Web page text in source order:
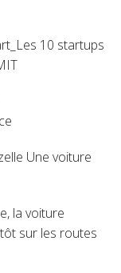
10 startups
Une voiture
la voiture
sur les routes